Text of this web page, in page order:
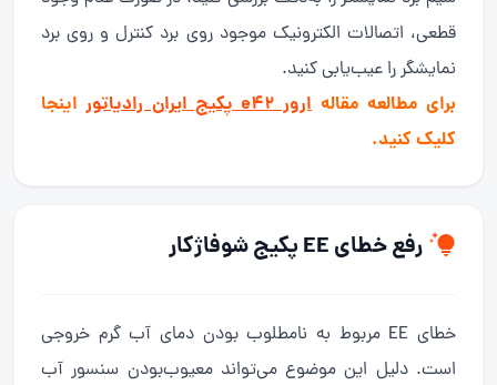
قطعی، اتصالات الکترونیک موجود روی برد کنترل و روی برد
نمایشگر را عیب‌یابی کنید.
برای مطالعه مقالهارور e42 پکیج ایران رادیاتور
اینجا
کلیک کنید.
رفع خطای EE پکیج شوفاژکار
خطای EE مربوط به نامطلوب بودن دمای آب گرم خروجی
است. دلیل این موضوع می‌تواند معیوب‌بودن سنسور آب